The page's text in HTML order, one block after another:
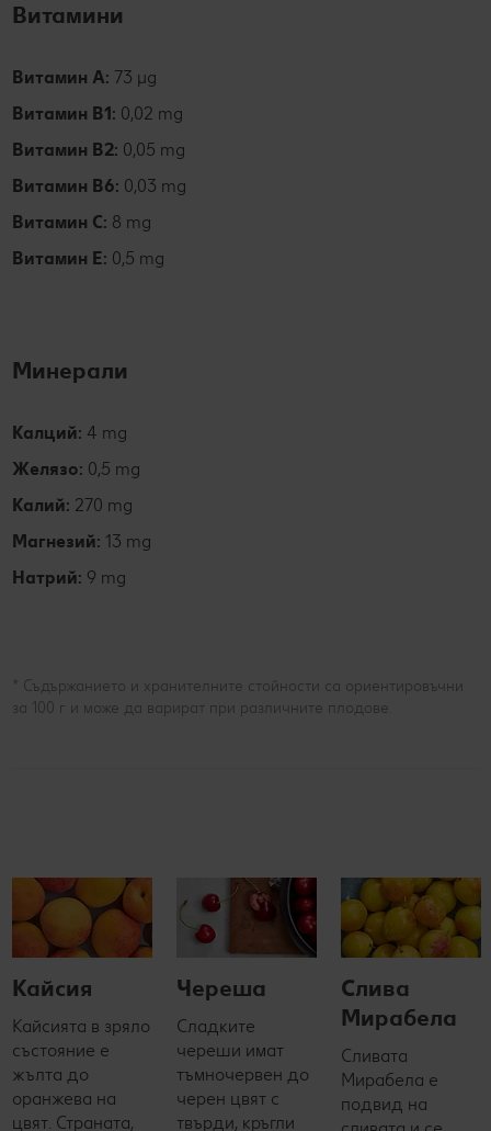
Витамини
Витамин А: 73 µg
Витамин В1: 0,02 mg
Витамин В2: 0,05 mg
Витамин В6: 0,03 mg
Витамин С: 8 mg
Витамин Е: 0,5 mg
Минерали
Калций: 4 mg
Желязо: 0,5 mg
Калий: 270 mg
Магнезий: 13 mg
Натрий: 9 mg
* Съдържанието и хранителните стойности са ориентировъчни
за 100 г и може да варират при различните плодове.
Кайсия
Кайсията в зряло
състояние е
жълта до
оранжева на
цвят. Страната,
Череша
Сладките
череши имат
тъмночервен до
черен цвят с
твърди, кръгли
Слива
Мирабела
Сливата
Мирабела е
подвид на